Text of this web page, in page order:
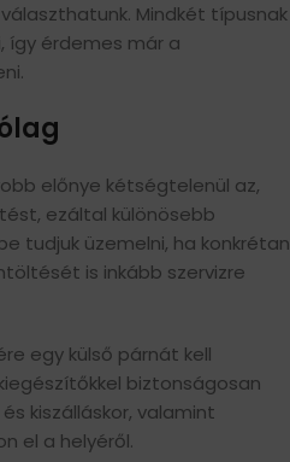
Mindkét típusnak
így érdemes már a
előnye kétségtelenül az,
ezáltal különösebb
tudjuk üzemelni, ha konkrétan
is inkább szervizre
egy külső párnát kell
biztonságosan
kiszálláskor, valamint
el a helyéről.